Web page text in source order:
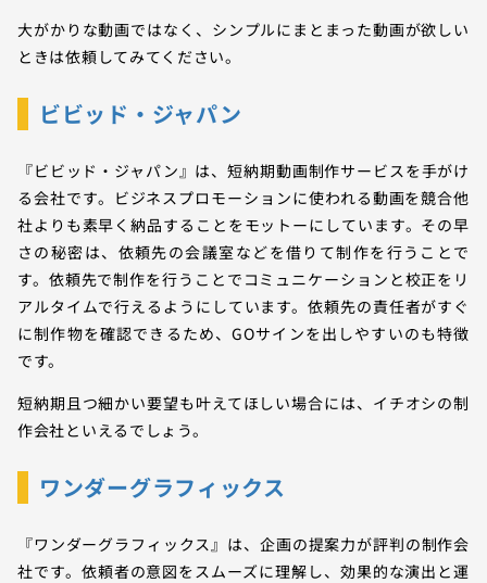
大がかりな動画ではなく、シンプルにまとまった動画が欲しい
ときは依頼してみてください。
ビビッド・ジャパン
『ビビッド・ジャパン』は、短納期動画制作サービスを手がけ
る会社です。ビジネスプロモーションに使われる動画を競合他
社よりも素早く納品することをモットーにしています。その早
さの秘密は、依頼先の会議室などを借りて制作を行うことで
す。依頼先で制作を行うことでコミュニケーションと校正をリ
アルタイムで行えるようにしています。依頼先の責任者がすぐ
に制作物を確認できるため、GOサインを出しやすいのも特徴
です。
短納期且つ細かい要望も叶えてほしい場合には、イチオシの制
作会社といえるでしょう。
ワンダーグラフィックス
『ワンダーグラフィックス』は、企画の提案力が評判の制作会
社です。依頼者の意図をスムーズに理解し、効果的な演出と運